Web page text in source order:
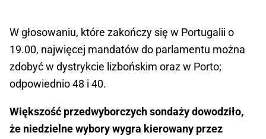
W głosowaniu, które zakończy się w Portugalii o
19.00, najwięcej mandatów do parlamentu można
zdobyć w dystrykcie lizbońskim oraz w Porto;
odpowiednio 48 i 40.
Większość przedwyborczych sondaży dowodziło,
że niedzielne wybory wygra kierowany przez